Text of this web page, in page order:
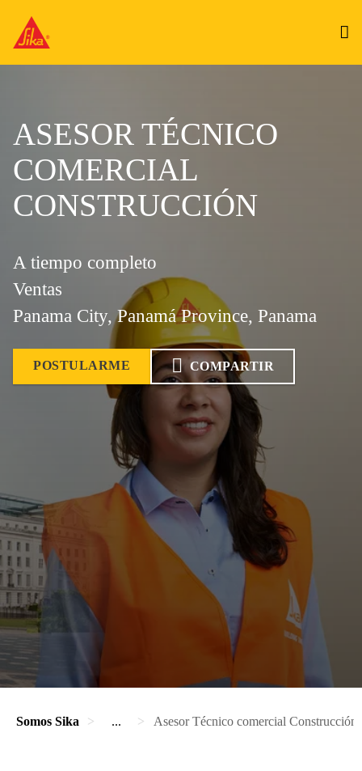
ASESOR TÉCNICO
COMERCIAL
CONSTRUCCIÓN
A tiempo completo
Ventas
Panama City, Panamá Province, Panama
POSTULARME COMPARTIR
Somos Sika ... Asesor Técnico comercial Construcción